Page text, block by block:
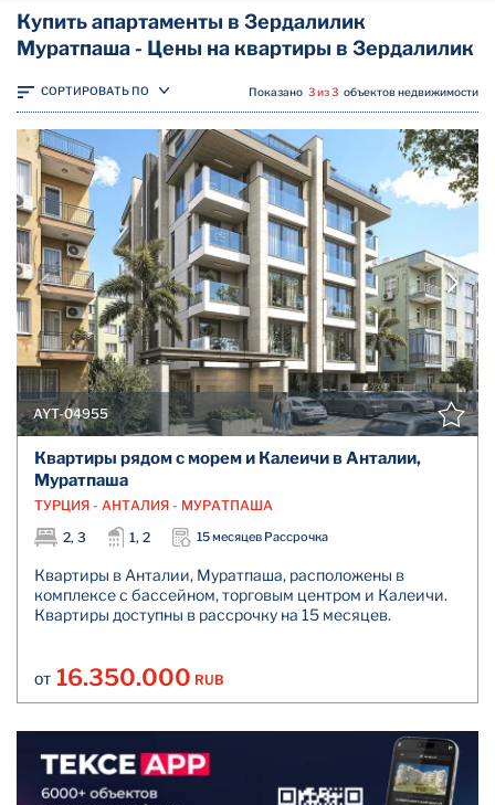
Купить апартаменты в Зердалилик
Муратпаша - Цены на квартиры в Зердалилик
СОРТИРОВАТЬ ПО Показано 3 из 3 объектов недвижимости
AYT-04955
Квартиры рядом с морем и Калеичи в Анталии,
Муратпаша
ТУРЦИЯ - АНТАЛИЯ - МУРАТПАША
2, 3
1, 2 15 месяцев Рассрочка
Квартиры в Анталии, Муратпаша, расположены в
комплексе с бассейном, торговым центром и Калеичи.
Квартиры доступны в рассрочку на 15 месяцев.
ОТ 16.350.000 RUB